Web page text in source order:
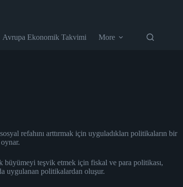
Avrupa Ekonomik Takvimi More
refahını arttırmak için uyguladıkları politikaların bir
büyümeyi teşvik etmek için fiskal ve para politikası,
uygulanan politikalardan oluşur.